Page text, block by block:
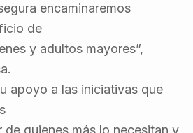
encaminaremos
de
y adultos mayores”,
apoyo a las iniciativas que
de quienes más lo necesitan y